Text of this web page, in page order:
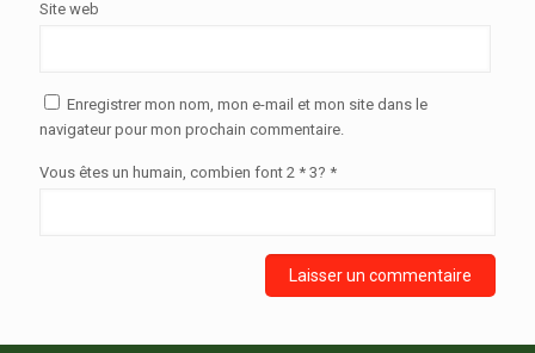
Site web
Enregistrer mon nom, mon e-mail et mon site dans le
navigateur pour mon prochain commentaire.
Vous êtes un humain, combien font 2 * 3? *